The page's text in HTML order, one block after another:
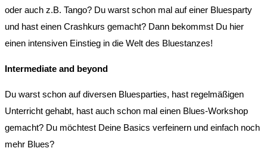
oder auch z.B. Tango? Du warst schon mal auf einer Bluesparty
und hast einen Crashkurs gemacht? Dann bekommst Du hier
einen intensiven Einstieg in die Welt des Bluestanzes!
Intermediate and beyond
Du warst schon auf diversen Bluesparties, hast regelmäßigen
Unterricht gehabt, hast auch schon mal einen Blues-Workshop
gemacht? Du möchtest Deine Basics verfeinern und einfach noch
mehr Blues?